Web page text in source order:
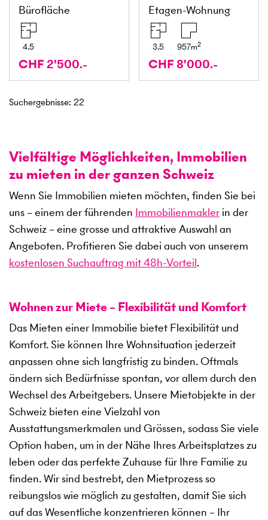
Bürofläche
4.5
CHF 2'500.-
Etagen-Wohnung
3.5 957m2
CHF 8'000.-
Suchergebnisse: 22
Vielfältige Möglichkeiten, Immobilien
zu mieten in der ganzen Schweiz
Wenn Sie Immobilien mieten möchten, finden Sie bei
uns – einem der führenden Immobilienmakler in der
Schweiz – eine grosse und attraktive Auswahl an
Angeboten. Profitieren Sie dabei auch von unserem
kostenlosen Suchauftrag mit 48h-Vorteil.
Wohnen zur Miete – Flexibilität und Komfort
Das Mieten einer Immobilie bietet Flexibilität und
Komfort. Sie können Ihre Wohnsituation jederzeit
anpassen ohne sich langfristig zu binden. Oftmals
ändern sich Bedürfnisse spontan, vor allem durch den
Wechsel des Arbeitgebers. Unsere Mietobjekte in der
Schweiz bieten eine Vielzahl von
Ausstattungsmerkmalen und Grössen, sodass Sie viele
Option haben, um in der Nähe Ihres Arbeitsplatzes zu
leben oder das perfekte Zuhause für Ihre Familie zu
finden. Wir sind bestrebt, den Mietprozess so
reibungslos wie möglich zu gestalten, damit Sie sich
auf das Wesentliche konzentrieren können – Ihr